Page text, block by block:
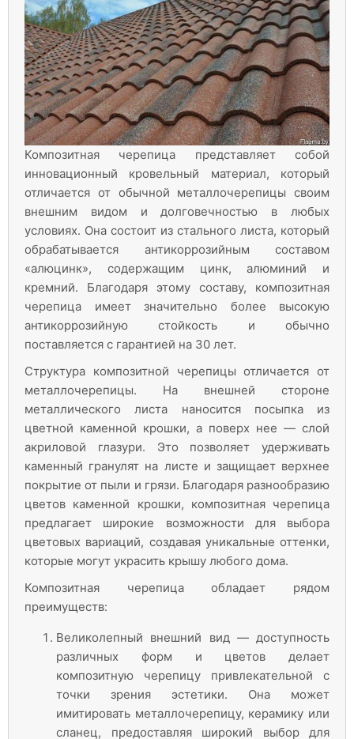
Композитная черепица представляет собой
инновационный кровельный материал, который
отличается от обычной металлочерепицы своим
внешним видом и долговечностью в любых
условиях. Она состоит из стального листа, который
обрабатывается антикоррозийным составом
«алюцинк», содержащим цинк, алюминий и
кремний. Благодаря этому составу, композитная
черепица имеет значительно более высокую
антикоррозийную стойкость и обычно
поставляется с гарантией на 30 лет.
Структура композитной черепицы отличается от
металлочерепицы. На внешней стороне
металлического листа наносится посыпка из
цветной каменной крошки, а поверх нее — слой
акриловой глазури. Это позволяет удерживать
каменный гранулят на листе и защищает верхнее
покрытие от пыли и грязи. Благодаря разнообразию
цветов каменной крошки, композитная черепица
предлагает широкие возможности для выбора
цветовых вариаций, создавая уникальные оттенки,
которые могут украсить крышу любого дома.
Композитная черепица обладает рядом
преимуществ:
Великолепный внешний вид — доступность
различных форм и цветов делает
композитную черепицу привлекательной с
точки зрения эстетики. Она может
имитировать металлочерепицу, керамику или
сланец, предоставляя широкий выбор для